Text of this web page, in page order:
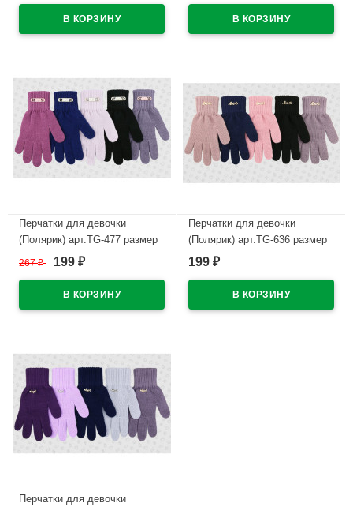
Перчатки для девочки
(Полярик) арт.TG-477 размер
16 (9-10л) цвет в
267₽ 199 ₽
Перчатки для девочки
(Полярик) арт.TG-636 размер
16 (9-10л) цвет в
199 ₽
Перчатки для девочки